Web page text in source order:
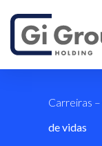
Carreiras –
de vidas